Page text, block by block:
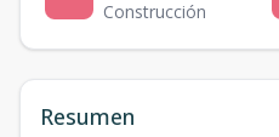
Construcción
Resumen